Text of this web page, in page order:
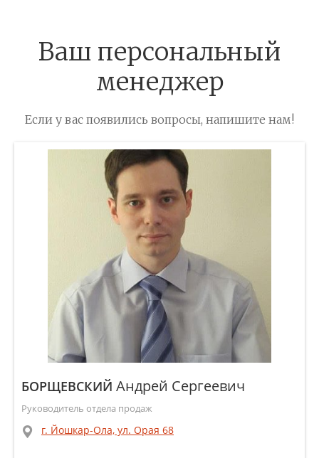
Ваш персональный
менеджер
Если у вас появились вопросы, напишите нам!
БОРЩЕВСКИЙ Андрей Сергеевич
Руководитель отдела продаж
г. Йошкар-Ола, ул. Орая 68